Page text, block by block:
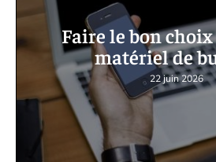
Faire le bon
matériel de
22 juin 2026